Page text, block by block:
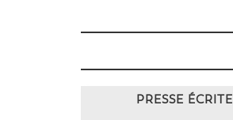
PRESSE ÉCRITE